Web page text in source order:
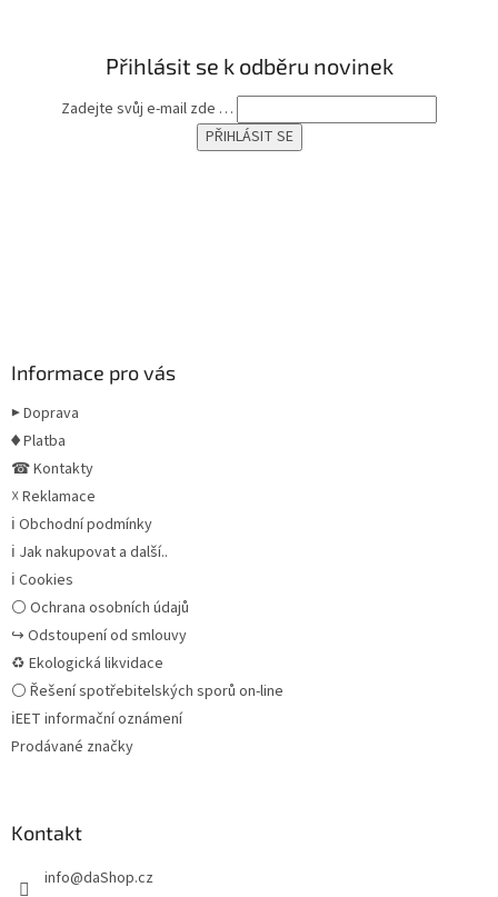
Přihlásit se k odběru novinek
Zadejte svůj e-mail zde …
Informace pro vás
▶ Doprava
♦ Platba
☎ Kontakty
☓ Reklamace
ℹ Obchodní podmínky
ℹ Jak nakupovat a další..
ℹ Cookies
⚪ Ochrana osobních údajů
↪ Odstoupení od smlouvy
♻ Ekologická likvidace
⚪ Řešení spotřebitelských sporů on-line
ℹEET informační oznámení
Prodávané značky
Kontakt
info@daShop.cz